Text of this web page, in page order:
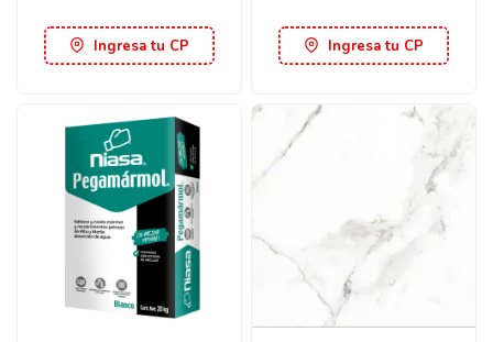
Ingresa tu CP Ingresa tu CP